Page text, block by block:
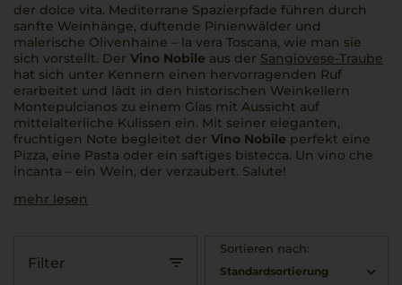
der dolce vita. Mediterrane Spazierpfade führen durch
sanfte Weinhänge, duftende Pinienwälder und
malerische Olivenhaine – la vera Toscana, wie man sie
sich vorstellt. Der Vino Nobile aus der Sangiovese-Traube
hat sich unter Kennern einen hervorragenden Ruf
erarbeitet und lädt in den historischen Weinkellern
Montepulcianos zu einem Glas mit Aussicht auf
mittelalterliche Kulissen ein. Mit seiner eleganten,
fruchtigen Note begleitet der Vino Nobile perfekt eine
Pizza, eine Pasta oder ein saftiges bistecca. Un vino che
incanta – ein Wein, der verzaubert. Salute!
mehr lesen
Filter
Sortieren nach:
Standardsortierung